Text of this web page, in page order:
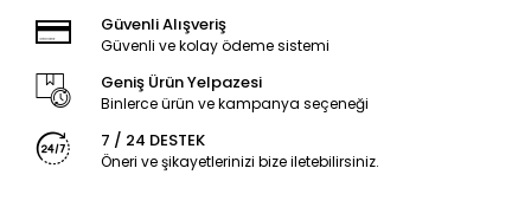
Güvenli Alışveriş
Güvenli ve kolay ödeme sistemi
Geniş Ürün Yelpazesi
Binlerce ürün ve kampanya seçeneği
7 / 24 DESTEK
Öneri ve şikayetlerinizi bize iletebilirsiniz.